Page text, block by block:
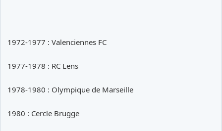
1972-1977 : Valenciennes FC
1977-1978 : RC Lens
1978-1980 : Olympique de Marseille
1980 : Cercle Brugge